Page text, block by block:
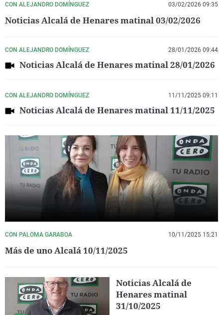
CON ALEJANDRO DOMÍNGUEZ 03/02/2026 09:35
Noticias Alcalá de Henares matinal 03/02/2026
CON ALEJANDRO DOMÍNGUEZ 28/01/2026 09:44
Noticias Alcalá de Henares matinal 28/01/2026
CON ALEJANDRO DOMÍNGUEZ 11/11/2025 09:11
Noticias Alcalá de Henares matinal 11/11/2025
CON PALOMA GARABOA 10/11/2025 15:21
Más de uno Alcalá 10/11/2025
Noticias Alcalá de
Henares matinal
31/10/2025